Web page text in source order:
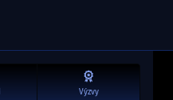
Výzvy